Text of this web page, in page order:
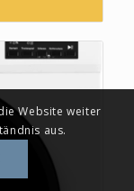
Website weiter
aus.